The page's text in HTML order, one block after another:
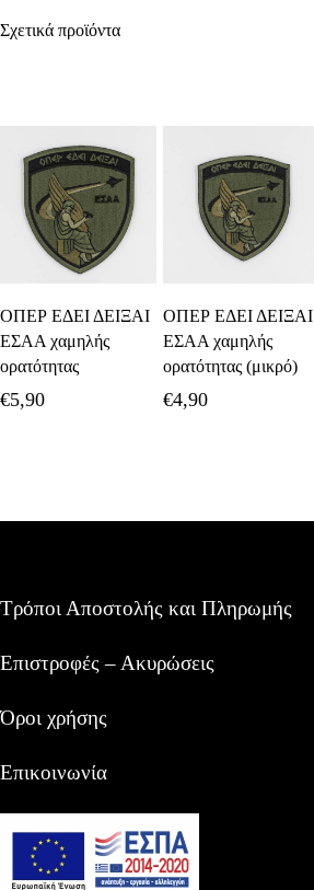
Σχετικά προϊόντα
Καλάθι
ΟΠΕΡ ΕΔΕΙ ΔΕΙΞΑΙ
ΕΣΑΑ χαμηλής
ορατότητας
€5,90
Καλάθι
ΟΠΕΡ ΕΔΕΙ ΔΕΙΞΑΙ
ΕΣΑΑ χαμηλής
ορατότητας (μικρό)
€4,90
Τρόποι Αποστολής και Πληρωμής
Επιστροφές – Ακυρώσεις
Όροι χρήσης
Επικοινωνία